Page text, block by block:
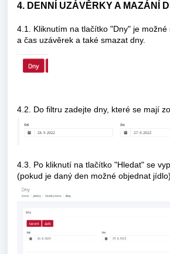
4. DENNÍ UZÁVĚRKY A MAZÁNÍ
4.1. Kliknutím na tlačítko "Dny" je možné
a čas uzávěrek a také smazat dny.
4.2. Do filtru zadejte dny, které se mají
4.3. Po kliknutí na tlačítko "Hledat" se
(pokud je daný den možné objednat jídlo)